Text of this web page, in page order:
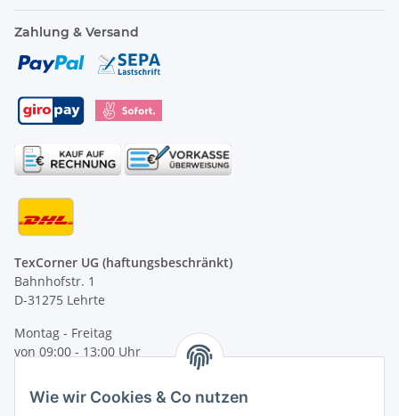
Zahlung & Versand
TexCorner UG (haftungsbeschränkt)
Bahnhofstr. 1
D-31275 Lehrte
Montag - Freitag
von 09:00 - 13:00 Uhr
Tel: +49 (0) 5132 8230689
Wie wir Cookies & Co nutzen